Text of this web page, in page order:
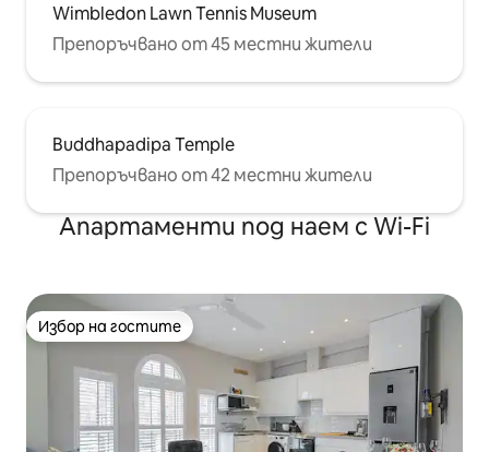
Wimbledon Lawn Tennis Museum
Препоръчвано от 45 местни жители
Buddhapadipa Temple
Препоръчвано от 42 местни жители
Апартаменти под наем с Wi-Fi
Избор на гостите
Избор на гостите